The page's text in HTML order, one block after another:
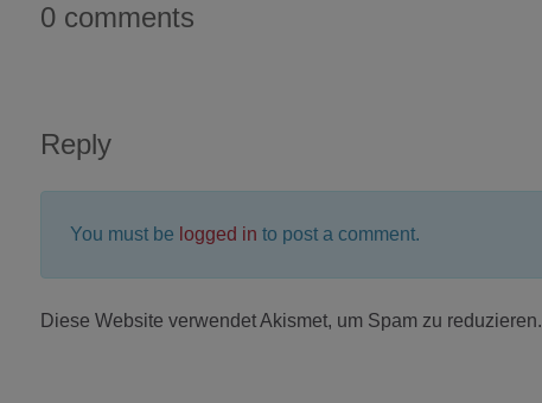
0 comments
Reply
You must be logged in to post a comment.
Diese Website verwendet Akismet, um Spam zu reduzieren.